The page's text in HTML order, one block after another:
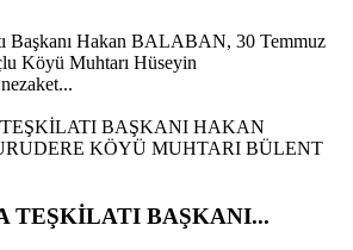
Başkanı Hakan BALABAN, 30 Temmuz
Köyü Muhtarı Hüseyin
TEŞKİLATI BAŞKANI...